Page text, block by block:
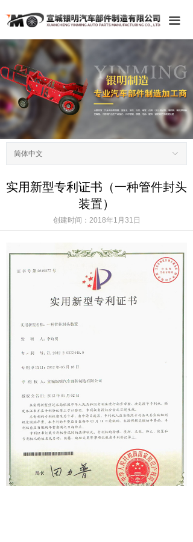
끀
网站首页
公司介绍
产品中心
展会写真
公司图片
荣誉资质
联系我们
ꀅ
简体中文
实用新型专利证书（一种管件封头
装置）
创建时间： 2018年1月31日